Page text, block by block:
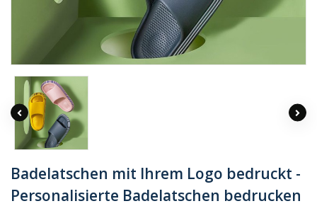
Badelatschen mit Ihrem Logo bedruckt -
Personalisierte Badelatschen bedrucken